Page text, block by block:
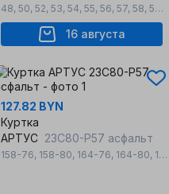
,64
48, 50, 52, 53, 54, 55, 56, 57, 58, 59 ,
16 августа
127.82 BYN
Куртка
АРТУС 23С80-Р57 асфальт
158-76, 158-80, 164-76, 164-80, 164-84